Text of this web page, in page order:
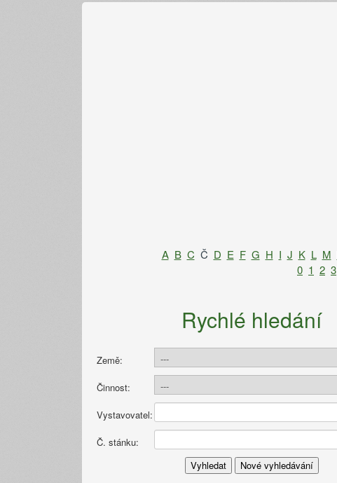
A B C Č D E F G H I J K L M
0 1 2 3
Rychlé hledání
Země:
Činnost:
Vystavovatel:
Č. stánku: